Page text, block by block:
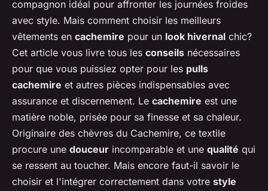
compagnon idéal pour affronter les journées froides
avec style. Mais comment choisir les meilleurs
vêtements en cachemire pour un look hivernal chic?
Cet article vous livre tous les conseils nécessaires
pour que vous puissiez opter pour les pulls
cachemire et autres pièces indispensables avec
assurance et discernement. Le cachemire est une
matière noble, prisée pour sa finesse et sa chaleur.
Originaire des chèvres du Cachemire, ce textile
procure une douceur incomparable et une qualité qui
se ressent au toucher. Mais encore faut-il savoir le
choisir et l'intégrer correctement dans votre style